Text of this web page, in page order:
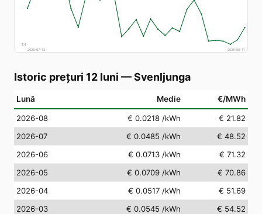
€4
2026-07-12
2026-08-11
Istoric prețuri 12 luni —Svenljunga
Lună Medie €/MWh
2026-08 € 0.0218 /kWh
€ 21.82
2026-07
€ 0.0485 /kWh
€ 48.52
2026-06
€ 0.0713 /kWh
€ 71.32
2026-05
€ 0.0709 /kWh
€ 70.86
2026-04
€ 0.0517 /kWh
€ 51.69
2026-03
€ 0.0545 /kWh
€ 54.52